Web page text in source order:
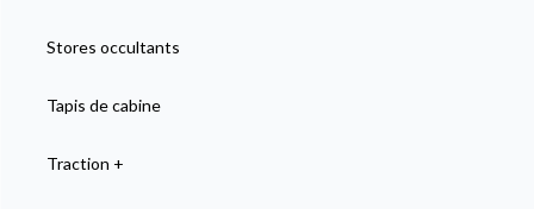
Stores occultants
Tapis de cabine
Traction +